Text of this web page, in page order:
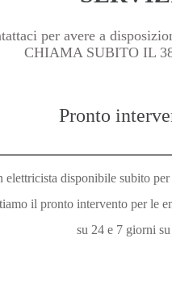
per avere a
CHIAMA SUBITO IL
Pronto
elettricista disponibile subito per
il pronto intervento per le
su 24 e 7 giorni